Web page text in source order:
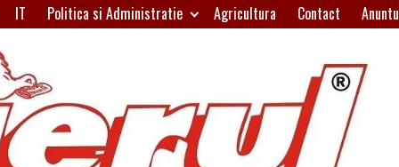
IT Politica si Administratie Agricultura Contact